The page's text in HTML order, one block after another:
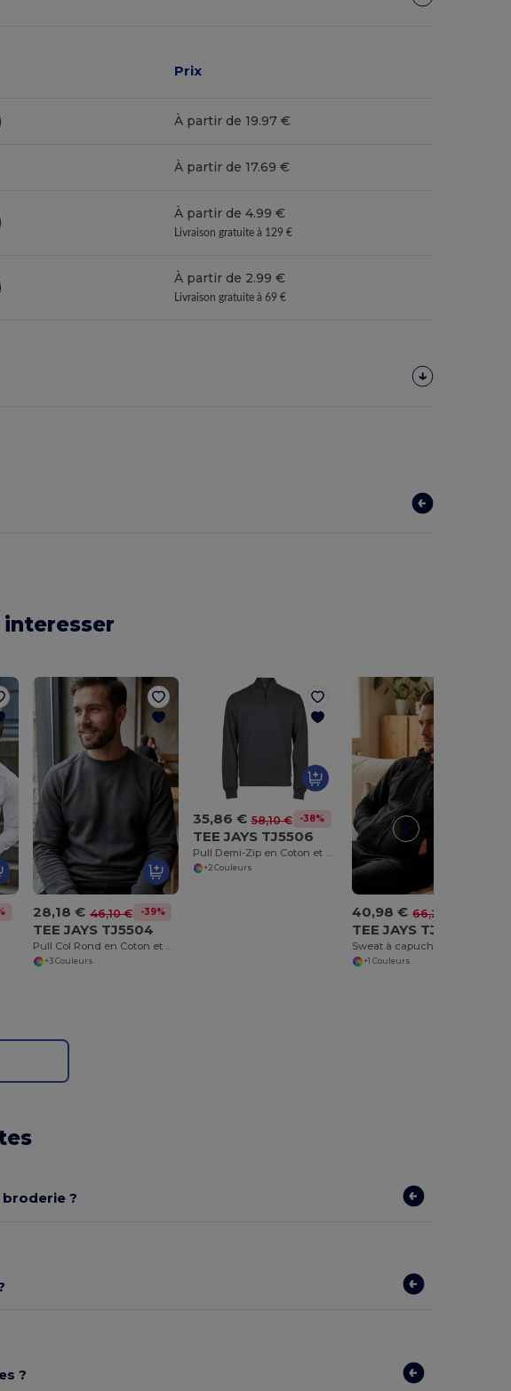
Prix
À partir de 19.97 €
À partir de 17.69 €
À partir de 4.99 €
Livraison gratuite à 129 €
À partir de 2.99 €
Livraison gratuite à 69 €
28,18 € 46,10 € -39%
TEE JAYS TJ5504
+3 Couleurs
35,86 € 58,10 € -38%
TEE JAYS TJ5506
Pull Demi-Zip en Coton et Polyester Élastique
+2 Couleurs
40,98 € 66,20 €
TEE JAYS TJ5508
Sweat à capuche zippé
+1 Couleurs
broderie ?
?